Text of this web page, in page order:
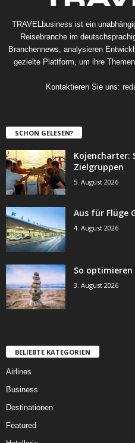
TRAVELbusiness ist ein
Reisebranche im
Branchennews, analysieren
gezielte Plattform, um ihre
Kontaktieren Sie uns:
SCHON GELESEN?
Kojencharter:
Zielgruppen
5. August 2026
Aus für Flüge
4. August 2026
So optimieren
3. August 2026
BELIEBTE KATEGORIEN
Airlines
Business
Destinationen
Featured